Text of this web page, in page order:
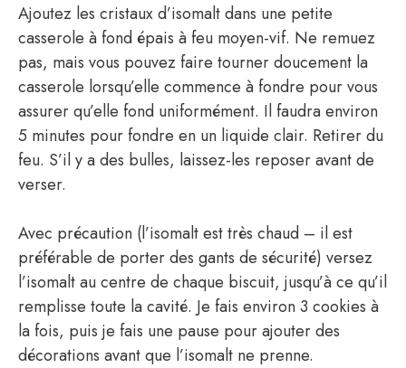
Ajoutez les cristaux d’isomalt dans une petite
casserole à fond épais à feu moyen-vif. Ne remuez
pas, mais vous pouvez faire tourner doucement la
casserole lorsqu’elle commence à fondre pour vous
assurer qu’elle fond uniformément. Il faudra environ
5 minutes pour fondre en un liquide clair. Retirer du
feu. S’il y a des bulles, laissez-les reposer avant de
verser.
Avec précaution (l’isomalt est très chaud – il est
préférable de porter des gants de sécurité) versez
l’isomalt au centre de chaque biscuit, jusqu’à ce qu’il
remplisse toute la cavité. Je fais environ 3 cookies à
la fois, puis je fais une pause pour ajouter des
décorations avant que l’isomalt ne prenne.